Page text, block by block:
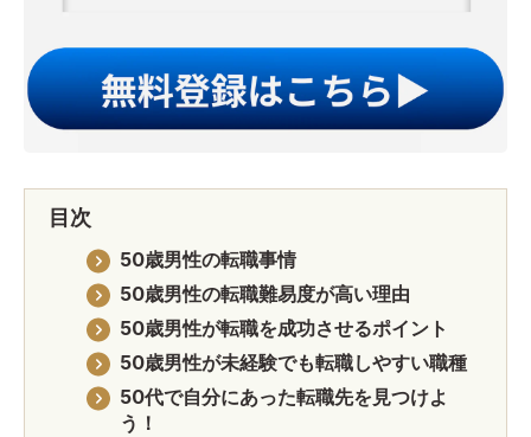
目次
50歳男性の転職事情
50歳男性の転職難易度が高い理由
50歳男性が転職を成功させるポイント
50歳男性が未経験でも転職しやすい職種
50代で自分にあった転職先を見つけよ
う！